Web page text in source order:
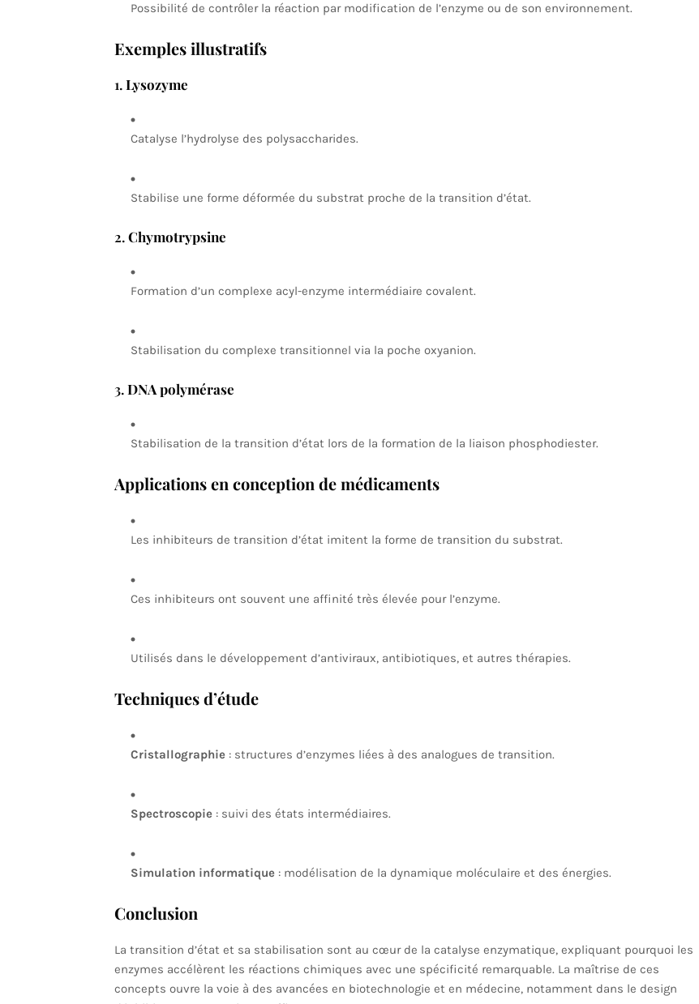
Possibilité de contrôler la réaction par modification de l’enzyme ou de son environnement.
Exemples illustratifs
1.Lysozyme
Catalyse l’hydrolyse des polysaccharides.
Stabilise une forme déformée du substrat proche de la transition d’état.
2.Chymotrypsine
Formation d’un complexe acyl-enzyme intermédiaire covalent.
Stabilisation du complexe transitionnel via la poche oxyanion.
3.DNA polymérase
Stabilisation de la transition d’état lors de la formation de la liaison phosphodiester.
Applications en conception de médicaments
Les inhibiteurs de transition d’état imitent la forme de transition du substrat.
Ces inhibiteurs ont souvent une affinité très élevée pour l’enzyme.
Utilisés dans le développement d’antiviraux, antibiotiques, et autres thérapies.
Techniques d’étude
Cristallographie: structures d’enzymes liées à des analogues de transition.
Spectroscopie: suivi des états intermédiaires.
Simulation informatique: modélisation de la dynamique moléculaire et des énergies.
Conclusion
La transition d’état et sa stabilisation sont au cœur de la catalyse enzymatique, expliquant pourquoi les
enzymes accélèrent les réactions chimiques avec une spécificité remarquable. La maîtrise de ces
concepts ouvre la voie à des avancées en biotechnologie et en médecine, notamment dans le design